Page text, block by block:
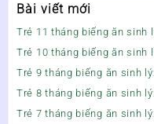
Bài viết mới
Trẻ 11 tháng biếng ăn sinh
Trẻ 10 tháng biếng ăn sinh
Trẻ 9 tháng biếng ăn sinh
Trẻ 8 tháng biếng ăn sinh
Trẻ 7 tháng biếng ăn sinh